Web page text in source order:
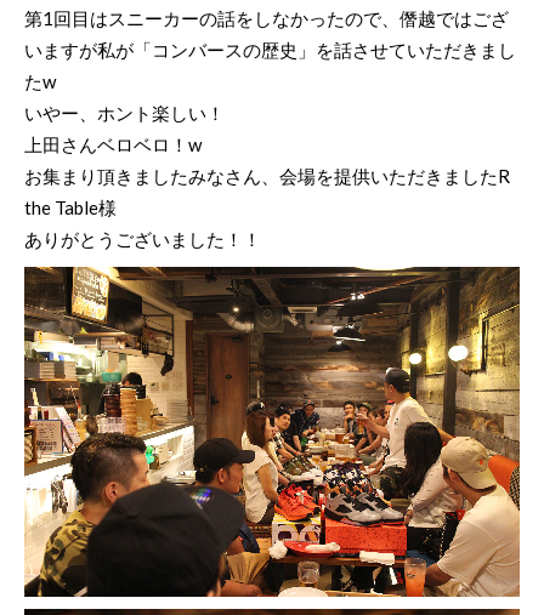
第1回目はスニーカーの話をしなかったので、僭越ではござ
いますが私が「コンバースの歴史」を話させていただきまし
たw
いやー、ホント楽しい！
上田さんベロベロ！w
お集まり頂きましたみなさん、会場を提供いただきましたR
the Table様
ありがとうございました！！